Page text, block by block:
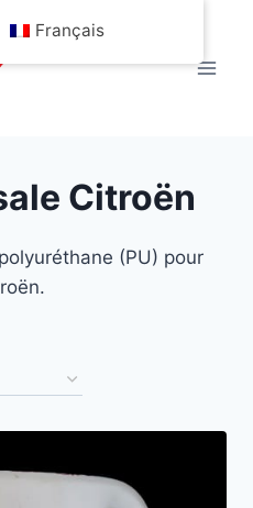
Citroën
(PU) pour
Français